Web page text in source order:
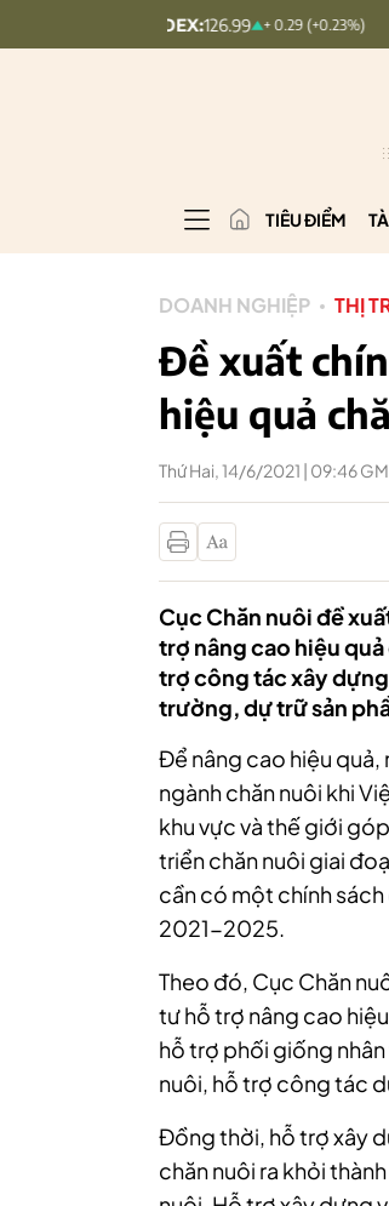
+ 0.29 (+0.23%) VN30:
TIÊU ĐIỂM
DOANH NGHIỆP THỊ
Đề xuất
hiệu quả
Thứ Hai, 14/6/2021 | 09:46
Cục Chăn nuôi đề
trợ nâng cao hiệu
trợ công tác xây
trường, dự trữ sản
Để nâng cao hiệu
ngành chăn nuôi khi
khu vực và thế giới
triển chăn nuôi giai
cần có một chính
2021-2025.
Theo đó, Cục Chăn
tư hỗ trợ nâng cao
hỗ trợ phối giống
nuôi, hỗ trợ công tác
Đồng thời, hỗ trợ xây
chăn nuôi ra khỏi